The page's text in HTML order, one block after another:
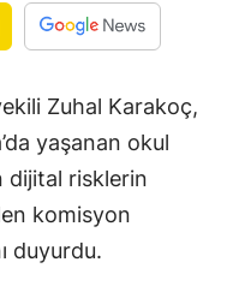
Zuhal Karakoç,
yaşanan okul
dijital risklerin
komisyon
duyurdu.